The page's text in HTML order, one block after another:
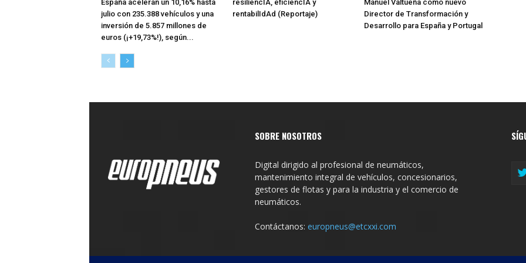
España aceleran un 10,16% hasta
julio con 235.388 vehículos y una
inversión de 5.857 millones de
euros (¡+19,73%!), según...
resiliencIA, eficiencIA y
rentabilIdAd (Reportaje)
Manuel Valtueña como nuevo
Director de Transformación y
Desarrollo para España y Portugal
SOBRE NOSOTROS
Digital dirigido al profesional de neumáticos,
mantenimiento integral de vehículos, concesionarios,
gestores de flotas y para la industria y el comercio de
neumáticos.
Contáctanos: europneus@etcxxi.com